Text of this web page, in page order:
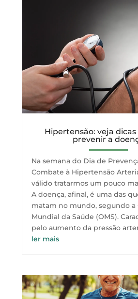
Hipertensão: veja
prevenir a
Na semana do Dia de
Combate à Hipertensão
válido tratarmos um pouco
A doença, afinal, é uma das
matam no mundo, segundo a
Mundial da Saúde (OMS).
pelo aumento da pressão
ler mais